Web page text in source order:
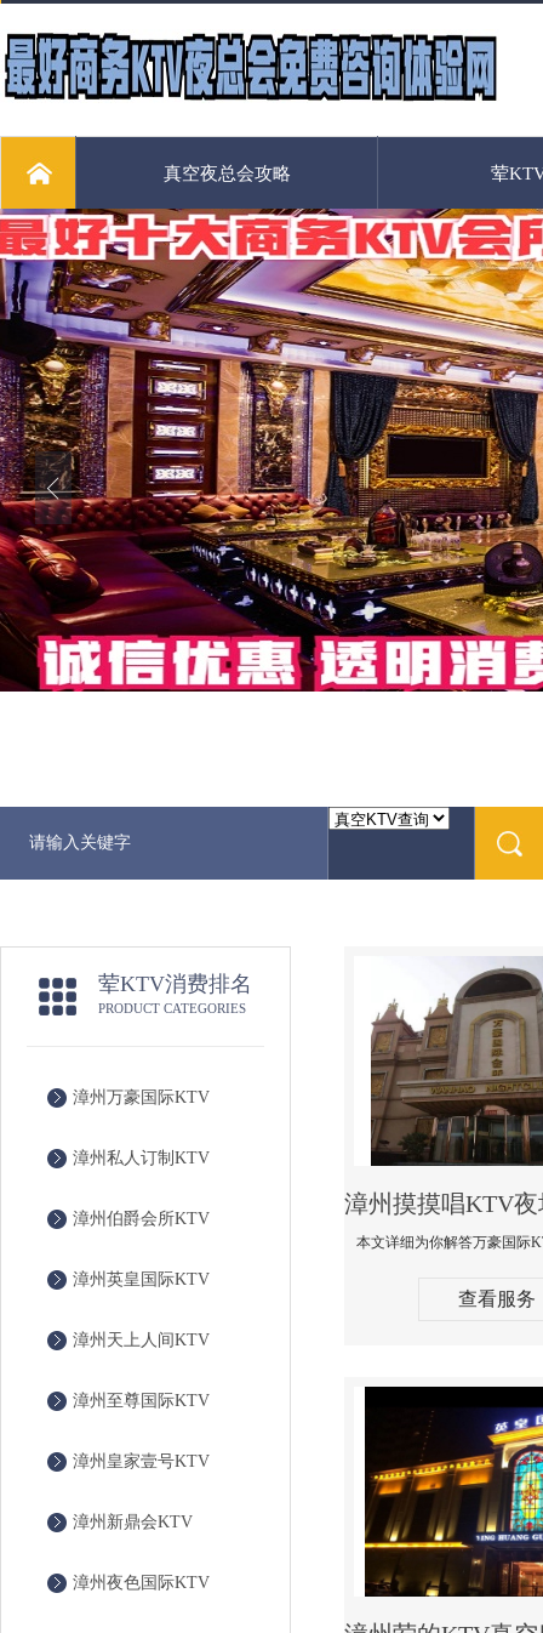
真空夜总会攻略 荤
荤KTV消费排名
PRODUCT CATEGORIES
漳州万豪国际KTV
漳州私人订制KTV
漳州伯爵会所KTV
漳州英皇国际KTV
漳州天上人间KTV
漳州至尊国际KTV
漳州皇家壹号KTV
漳州新鼎会KTV
漳州夜色国际KTV
查看服务